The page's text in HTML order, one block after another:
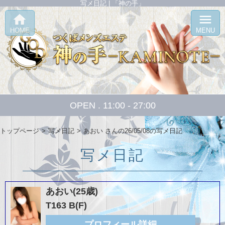
写メ日記 | 「神の手」
OPEN . 11:00 - 27:00
home
HOME
menu
MENU
トップページ 写メ日記 あおい さんの26/05/08の写メ日記
写メ日記
あおい(25歳)
T163 B(F)